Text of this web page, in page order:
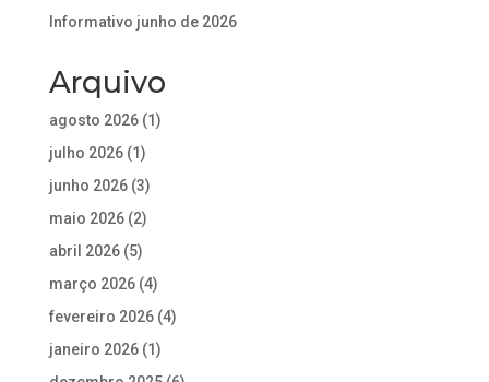
Informativo junho de 2026
Arquivo
agosto 2026(1)
julho 2026(1)
junho 2026(3)
maio 2026(2)
abril 2026(5)
março 2026(4)
fevereiro 2026(4)
janeiro 2026(1)